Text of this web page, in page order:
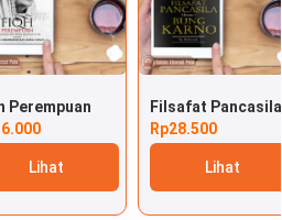
Perempuan
Lihat
Rp28.500
Lihat